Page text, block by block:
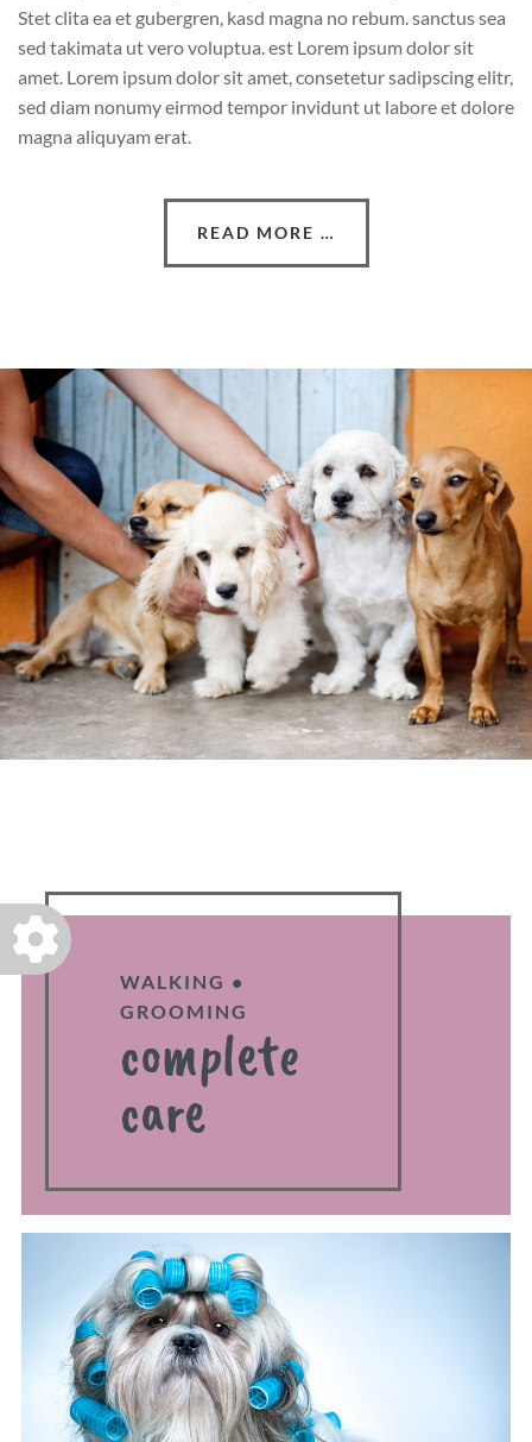
Stet clita ea et gubergren, kasd magna no rebum. sanctus sea
sed takimata ut vero voluptua. est Lorem ipsum dolor sit
amet. Lorem ipsum dolor sit amet, consetetur sadipscing elitr,
sed diam nonumy eirmod tempor invidunt ut labore et dolore
magna aliquyam erat.
READ MORE …
WALKING •
GROOMING
complete
care